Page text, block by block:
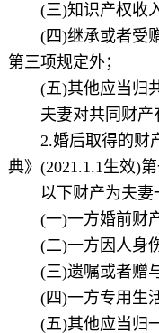
(三)知识产权收入
(四)继承或者受赠
第三项规定外；
(五)其他应当归共
夫妻对共同财产
2.婚后取得的财产
典》(2021.1.1生效)
以下财产为夫妻
(一)一方婚前财产
(二)一方因人身伤
(三)遗嘱或者赠与
(四)一方专用生活
(五)其他应当归一